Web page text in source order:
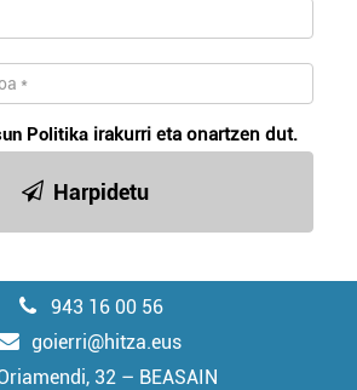
Politika irakurri eta onartzen dut.
Harpidetu
943 16 00 56
goierri@hitza.eus
32 – BEASAIN